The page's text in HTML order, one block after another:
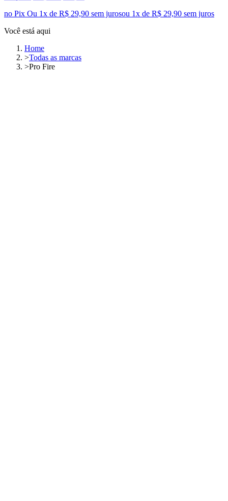
no Pix Ou 1x de R$ 29,90 sem jurosou 1x de R$ 29,90 sem juros
Você está aqui
Home
>Todas as marcas
>Pro Fire